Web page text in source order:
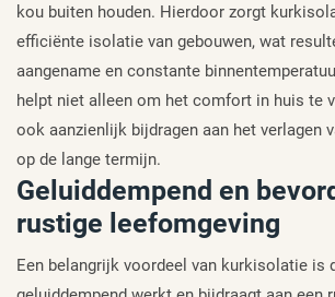
kou buiten houden. Hierdoor zorgt
efficiënte isolatie van gebouwen, wat
aangename en constante
helpt niet alleen om het comfort in huis te
ook aanzienlijk bijdragen aan het verlagen
op de lange termijn.
Geluiddempend en
rustige leefomgeving
Een belangrijk voordeel van kurkisolatie is